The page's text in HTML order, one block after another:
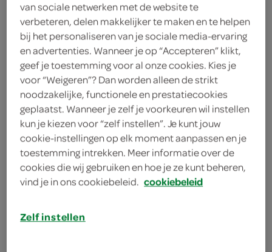
400 gram mie
400 gram rijstmie
1 paksoi
6 lente-/bosuitjes
1 eetlepel sesamolie
3 eetlepels sojasaus
150 gram kastanjechampignons
van sociale netwerken met de website te
verbeteren, delen makkelijker te maken en te helpen
bij het personaliseren van je sociale media-ervaring
en advertenties. Wanneer je op “Accepteren” klikt,
geef je toestemming voor al onze cookies. Kies je
voor “Weigeren”? Dan worden alleen de strikt
noodzakelijke, functionele en prestatiecookies
geplaatst. Wanneer je zelf je voorkeuren wil instellen
kun je kiezen voor “zelf instellen”. Je kunt jouw
cookie-instellingen op elk moment aanpassen en je
toestemming intrekken. Meer informatie over de
cookies die wij gebruiken en hoe je ze kunt beheren,
vind je in ons cookiebeleid. cookiebeleid
Zelf instellen